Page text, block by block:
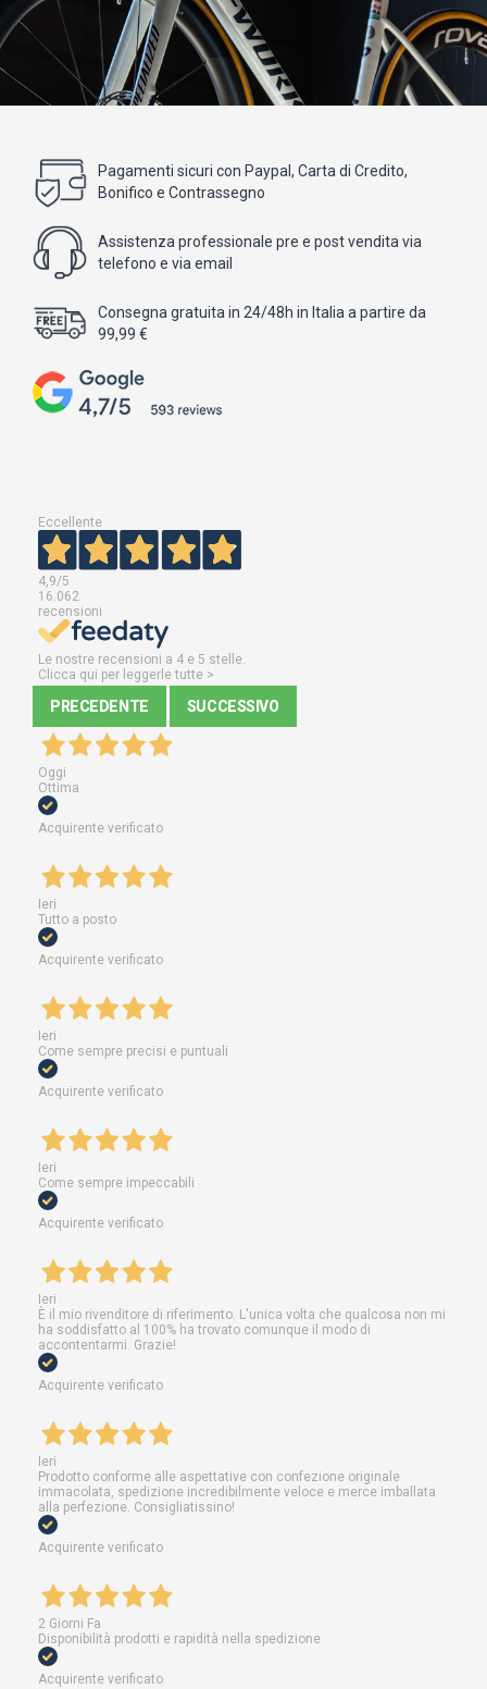
Pagamenti sicuri con Paypal, Carta di Credito,
Bonifico e Contrassegno
Assistenza professionale pre e post vendita via
telefono e via email
Consegna gratuita in 24/48h in Italia a partire da
99,99 €
Eccellente
4,9/5
16.062
recensioni
Le nostre recensioni a 4 e 5 stelle.
Clicca qui per leggerle tutte >
PRECEDENTE SUCCESSIVO
Oggi
Ottima
Acquirente verificato
Ieri
Tutto a posto
Acquirente verificato
Ieri
Come sempre precisi e puntuali
Acquirente verificato
Ieri
Come sempre impeccabili
Acquirente verificato
Ieri
È il mio rivenditore di riferimento. L'unica volta che qualcosa non mi
ha soddisfatto al 100% ha trovato comunque il modo di
accontentarmi. Grazie!
Acquirente verificato
Ieri
Prodotto conforme alle aspettative con confezione originale
immacolata, spedizione incredibilmente veloce e merce imballata
alla perfezione. Consigliatissino!
Acquirente verificato
2 Giorni Fa
Disponibilità prodotti e rapidità nella spedizione
Acquirente verificato